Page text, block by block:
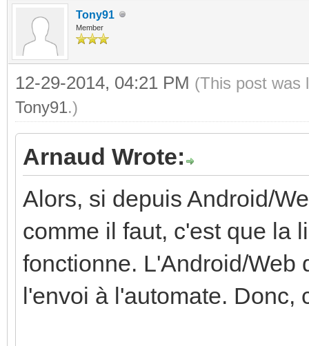
Tony91
Member
12-29-2014, 04:21 PM (This post was
Tony91.)
Arnaud Wrote:
Alors, si depuis Android/
comme il faut, c'est que la
fonctionne. L'Android/Web
l'envoi à l'automate. Donc,